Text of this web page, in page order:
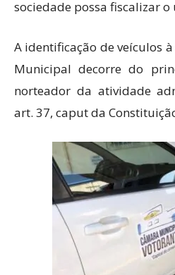
sociedade possa fiscalizar o
A identificação de veículos
Municipal decorre do
norteador da atividade
art. 37, caput da